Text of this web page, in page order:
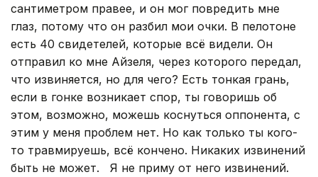
сантиметром правее, и он мог повредить мне
глаз, потому что он разбил мои очки. В пелотоне
есть 40 свидетелей, которые всё видели. Он
отправил ко мне Айзеля, через которого передал,
что извиняется, но для чего? Есть тонкая грань,
если в гонке возникает спор, ты говоришь об
этом, возможно, можешь коснуться оппонента, с
этим у меня проблем нет. Но как только ты кого-
то травмируешь, всё кончено. Никаких извинений
быть не может. Я не приму от него извинений.